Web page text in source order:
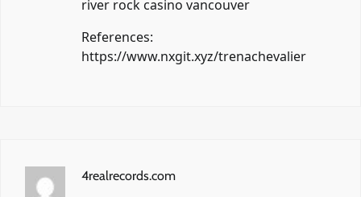
river rock casino vancouver
References:
https://www.nxgit.xyz/trenachevalier
4realrecords.com